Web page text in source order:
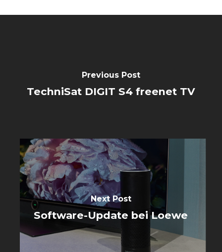
Previous Post
TechniSat DIGIT S4 freenet TV
Next Post
Software-Update bei Loewe